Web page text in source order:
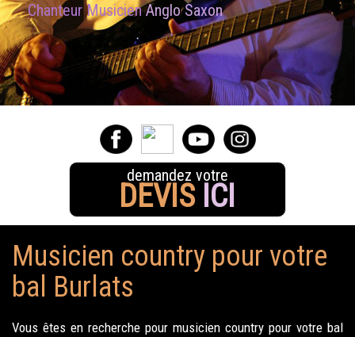
Chanteur MusicienAnglo Saxon
demandez votre
DEVIS ICI
Musicien country pour votre
bal Burlats
Vous êtes en recherche pour musicien country pour votre bal